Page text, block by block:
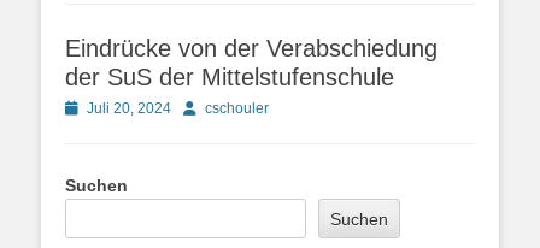
Eindrücke von der Verabschiedung
der SuS der Mittelstufenschule
PostedJuli 20, 2024 Autorcschouler
Suchen
Suchen